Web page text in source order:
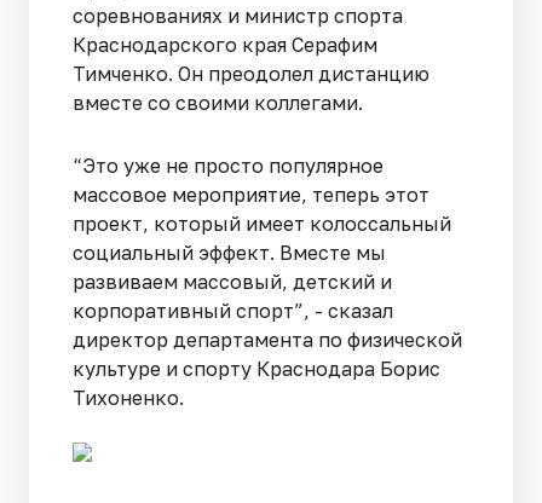
соревнованиях и министр спорта
Краснодарского края Серафим
Тимченко. Он преодолел дистанцию
вместе со своими коллегами.
“Это уже не просто популярное
массовое мероприятие, теперь этот
проект, который имеет колоссальный
социальный эффект. Вместе мы
развиваем массовый, детский и
корпоративный спорт”, - сказал
директор департамента по физической
культуре и спорту Краснодара Борис
Тихоненко.